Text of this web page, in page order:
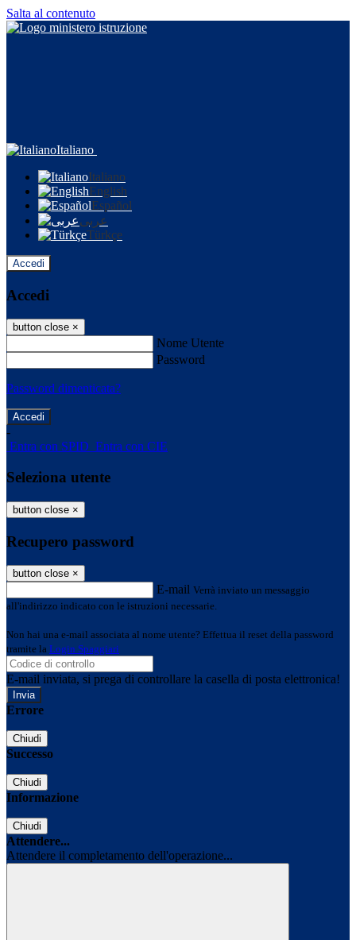
Salta al contenuto
Italiano
Italiano
English
Español
عربى
Türkçe
Accedi
Accedi
button close ×
Nome Utente
Password
Password dimenticata?
-
Entra con SPID Entra con CIE
Seleziona utente
button close ×
Recupero password
button close ×
E-mail Verrà inviato un messaggio
all'indirizzo indicato con le istruzioni necessarie.
Non hai una e-mail associata al nome utente? Effettua il reset della password
tramite la Login Spaggiari
E-mail inviata, si prega di controllare la casella di posta elettronica!
Errore
Chiudi
Successo
Chiudi
Informazione
Chiudi
Attendere...
Attendere il completamento dell'operazione...